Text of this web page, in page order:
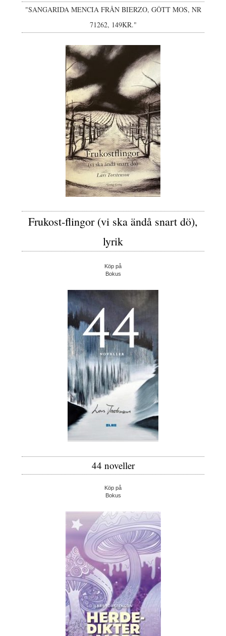
"SANGARIDA MENCIA FRÅN BIERZO, GÔTT MOS, NR
71262, 149KR."
Frukost-flingor (vi ska ändå snart dö),
lyrik
Köp på
Bokus
44 noveller
Köp på
Bokus